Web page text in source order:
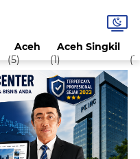
Aceh
(5)
Aceh Singkil
(1)
(1)